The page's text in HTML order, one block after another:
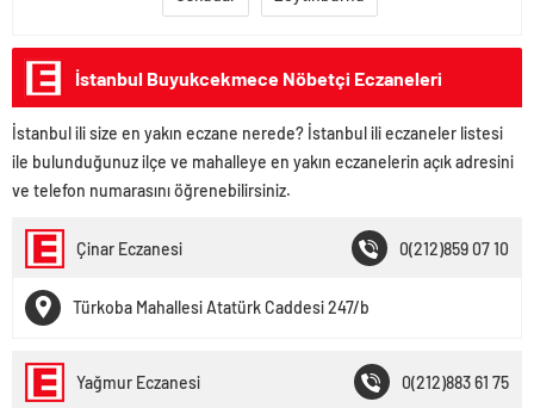
İstanbul Buyukcekmece Nöbetçi Eczaneleri
İstanbul ili size en yakın eczane nerede? İstanbul ili eczaneler listesi
ile bulunduğunuz ilçe ve mahalleye en yakın eczanelerin açık adresini
ve telefon numarasını öğrenebilirsiniz.
Çinar Eczanesi 0(212)859 07 10
Türkoba Mahallesi Atatürk Caddesi 247/b
Yağmur Eczanesi 0(212)883 61 75